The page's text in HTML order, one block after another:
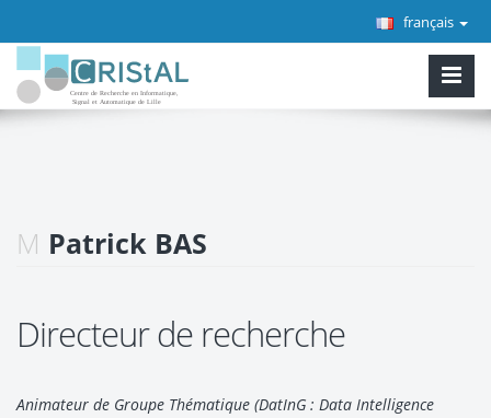
français
M Patrick BAS
Directeur de recherche
Animateur de Groupe Thématique (DatInG : Data Intelligence